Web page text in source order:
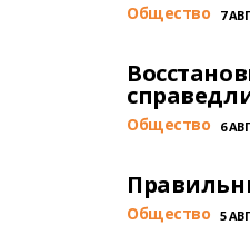
Общество 7
Общество 6
Общество 5